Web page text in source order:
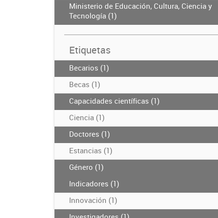
Ministerio de Educación, Cultura, Ciencia y
Tecnología (1)
Etiquetas
Becarios (1)
Becas (1)
Capacidades científicas (1)
Ciencia (1)
Doctores (1)
Estancias (1)
Género (1)
Indicadores (1)
Innovación (1)